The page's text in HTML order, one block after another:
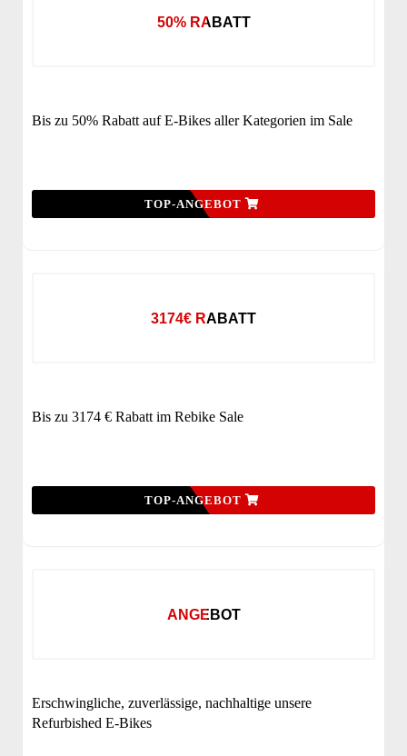
50% RABATT
Bis zu 50% Rabatt auf E-Bikes aller Kategorien im Sale
TOP-ANGEBOT
3174€ RABATT
Bis zu 3174 € Rabatt im Rebike Sale
TOP-ANGEBOT
ANGEBOT
Erschwingliche, zuverlässige, nachhaltige unsere
Refurbished E-Bikes